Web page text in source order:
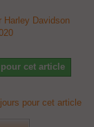
Harley Davidson
cet article
pour cet article